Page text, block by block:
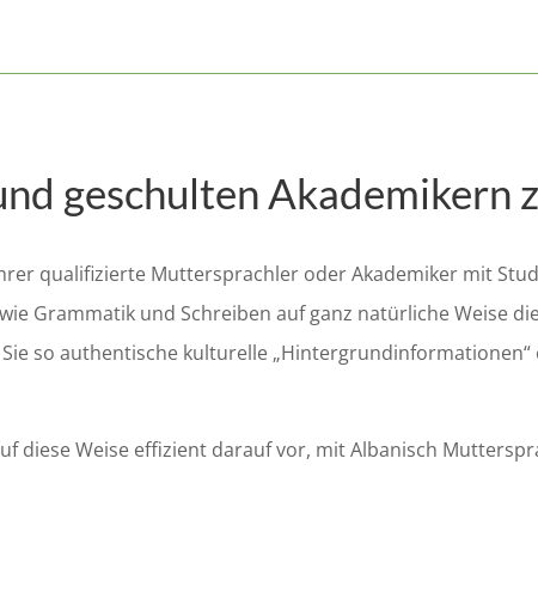
geschulten Akademikern
qualifizierte Muttersprachler oder Akademiker mit
Grammatik und Schreiben auf ganz natürliche Weise
so authentische kulturelle
diese Weise effizient darauf vor, mit Albanisch